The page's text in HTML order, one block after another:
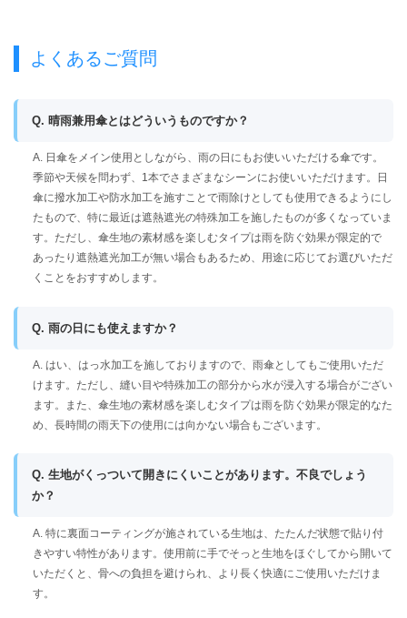
よくあるご質問
Q. 晴雨兼用傘とはどういうものですか？
A. 日傘をメイン使用としながら、雨の日にもお使いいただける傘です。
季節や天候を問わず、1本でさまざまなシーンにお使いいただけます。日
傘に撥水加工や防水加工を施すことで雨除けとしても使用できるようにし
たもので、特に最近は遮熱遮光の特殊加工を施したものが多くなっていま
す。ただし、傘生地の素材感を楽しむタイプは雨を防ぐ効果が限定的で
あったり遮熱遮光加工が無い場合もあるため、用途に応じてお選びいただ
くことをおすすめします。
Q. 雨の日にも使えますか？
A. はい、はっ水加工を施しておりますので、雨傘としてもご使用いただ
けます。ただし、縫い目や特殊加工の部分から水が浸入する場合がござい
ます。また、傘生地の素材感を楽しむタイプは雨を防ぐ効果が限定的なた
め、長時間の雨天下の使用には向かない場合もございます。
Q. 生地がくっついて開きにくいことがあります。不良でしょう
か？
A. 特に裏面コーティングが施されている生地は、たたんだ状態で貼り付
きやすい特性があります。使用前に手でそっと生地をほぐしてから開いて
いただくと、骨への負担を避けられ、より長く快適にご使用いただけま
す。